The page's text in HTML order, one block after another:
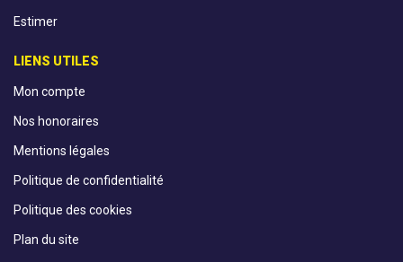
Estimer
LIENS UTILES
Mon compte
Nos honoraires
Mentions légales
Politique de confidentialité
Politique des cookies
Plan du site